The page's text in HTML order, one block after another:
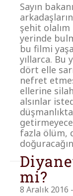
Sayın
şehit
yerinde
bu filmi
yıllarca. Bu
dört elle
nefret
ellerine
alsınlar
fazla ölüm,
mi?
8 Aralık 2016